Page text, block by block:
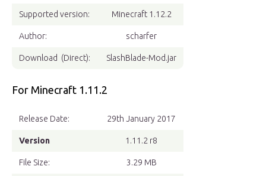
Supported version: Minecraft 1.12.2
Author: scharfer
Download (Direct): SlashBlade-Mod.jar
For Minecraft 1.11.2
Release Date: 29th January 2017
Version 1.11.2 r8
File Size: 3.29 MB